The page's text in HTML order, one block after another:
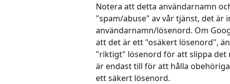
Notera att detta användarnamn
"spam/abuse" av vår tjänst, det är
användarnamn/lösenord. Om
att det är ett "osäkert lösenord",
"riktigt" lösenord för att slippa det
är endast till för att hålla
ett säkert lösenord.